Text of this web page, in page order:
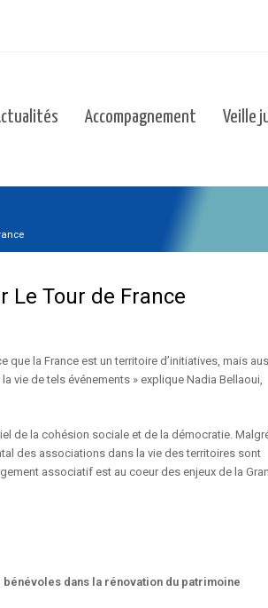
Accompagnement Veille
Le Tour de France
que la France est un territoire d’initiatives, mais
vie de tels événements » explique Nadia Bellaoui,
de la cohésion sociale et de la démocratie.
des associations dans la vie des territoires sont
associatif est au coeur des enjeux de la
dans la rénovation du patrimoine